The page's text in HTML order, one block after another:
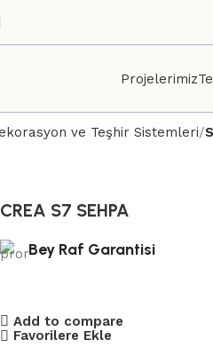
Projelerimiz
ve Teşhir Sistemleri
CREA S7 SEHPA
Bey Raf Garantisi
Add to compare
Favorilere Ekle